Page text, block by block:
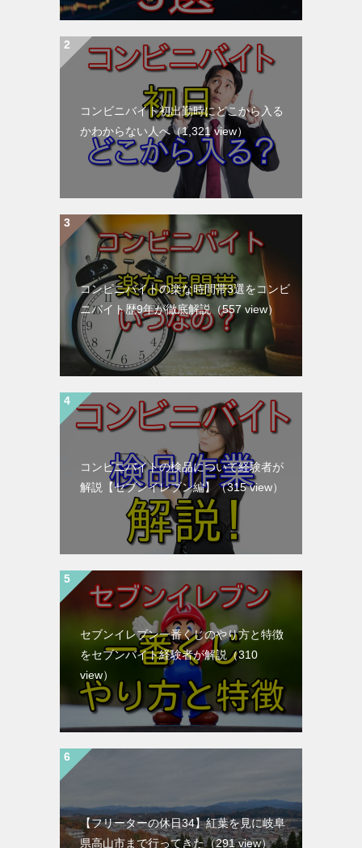
コンビニバイト初出勤時にどこから入る
かわからない人へ（1,321 view）
コンビニバイトの楽な時間帯3選をコンビ
ニバイト歴9年が徹底解説（557 view）
コンビニバイトの検品について経験者が
解説【セブンイレブン編】
（315 view）
セブンイレブン一番くじのやり方と特徴
をセブンバイト経験者が解説（310
view）
【フリーターの休日34】紅葉を見に岐阜
県高山市まで行ってきた（291 view）